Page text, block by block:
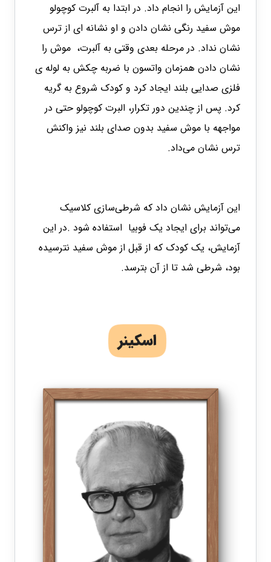
این آزمایش را انجام داد. در ابتدا به آلبرت کوچولو
موش سفید رنگی نشان دادن و او نشانه ای از ترس
نشان نداد. در مرحله بعدی وقتی به آلبرت، موش را
نشان دادن همزمان واتسون با ضربه چکش به لوله ی
فلزی صدایی بلند ایجاد کرد و کودک شروع به گریه
کرد. پس از چندین دور تکرار، البرت کوچولو حتی در
مواجهه با موش سفید بدون صدای بلند نیز واکنش
ترس نشان می‌داد.
این آزمایش نشان داد که شرطی‌سازی کلاسیک
می‌تواند برای ایجاد یک فوبیا استفاده شود .در این
آزمایش، یک کودک که از قبل از موش سفید نترسیده
بود، شرطی شد تا از آن بترسد.
اسکینر